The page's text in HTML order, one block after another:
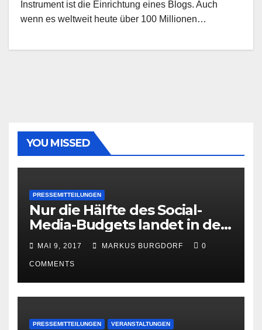
Instrument ist die Einrichtung eines Blogs. Auch
wenn es weltweit heute über 100 Millionen…
YOU MISSED
PRESSEMITTEILUNGEN
Nur die Hälfte des Social-
Media-Budgets landet in der
PRMAI 9, 2017 MARKUS BURGDORF 0
COMMENTS
PRESSEMITTEILUNGEN VERANSTALTUNGEN